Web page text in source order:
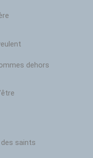
dehors
saints